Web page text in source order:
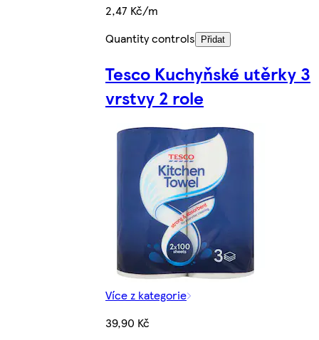
2,47 Kč/m
Quantity controls
Přidat
Tesco Kuchyňské utěrky 3
vrstvy 2 role
Více z kategorie
39,90 Kč